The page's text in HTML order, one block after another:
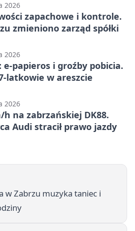
2026
zapachowe i kontrole.
zmieniono zarząd spółki
2026
e-papieros i groźby pobicia.
latkowie w areszcie
2026
h na zabrzańskiej DK88.
Audi stracił prawo jazdy
w Zabrzu muzyka taniec i